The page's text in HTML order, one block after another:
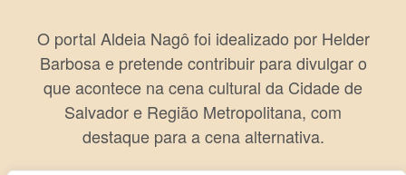
O portal Aldeia Nagô foi idealizado por Helder
Barbosa e pretende contribuir para divulgar o
que acontece na cena cultural da Cidade de
Salvador e Região Metropolitana, com
destaque para a cena alternativa.